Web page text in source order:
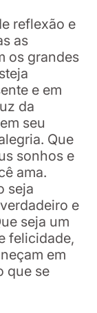
reflexão e
as
os grandes
e em
da
seu
Que
sonhos e
ama.
seja
e
seja um
felicidade,
em
que se